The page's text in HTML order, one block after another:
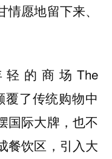
愿地留下来、
轻的商场The
覆了传统购物中
国际大牌，也不
餐饮区，引入大